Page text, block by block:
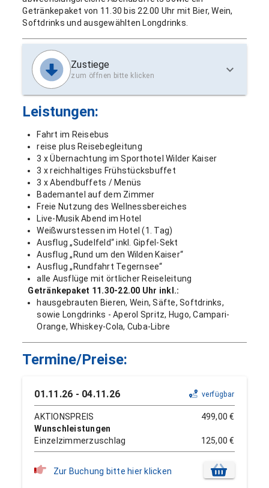
Getränkepaket von 11.30 bis 22.00 Uhr mit Bier, Wein,
Softdrinks und ausgewählten Longdrinks.
Zustiege
zum öffnen bitte klicken
Leistungen:
Fahrt im Reisebus
reise plus Reisebegleitung
3 x Übernachtung im Sporthotel Wilder Kaiser
3 x reichhaltiges Frühstücksbuffet
3 x Abendbuffets / Menüs
Bademantel auf dem Zimmer
Freie Nutzung des Wellnessbereiches
Live-Musik Abend im Hotel
Weißwurstessen im Hotel (1. Tag)
Ausflug „Sudelfeld“ inkl. Gipfel-Sekt
Ausflug „Rund um den Wilden Kaiser“
Ausflug „Rundfahrt Tegernsee“
alle Ausflüge mit örtlicher Reiseleitung
Getränkepaket 11.30-22.00 Uhr inkl.:
hausgebrauten Bieren, Wein, Säfte, Softdrinks,
sowie Longdrinks - Aperol Spritz, Hugo, Campari-
Orange, Whiskey-Cola, Cuba-Libre
Termine/Preise:
01.11.26 - 04.11.26 verfügbar
AKTIONSPREIS
499,00 €
Wunschleistungen
Einzelzimmerzuschlag
125,00 €
Zur Buchung bitte hier klicken